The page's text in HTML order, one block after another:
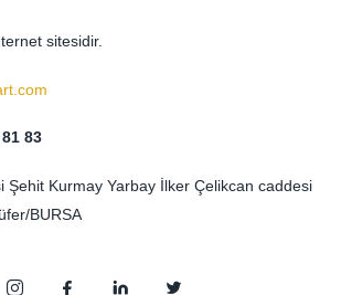
sitesidir.
83
Şehit Kurmay Yarbay İlker Çelikcan caddesi
BURSA